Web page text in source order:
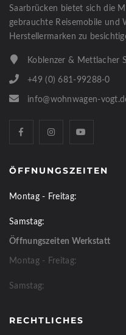
Saarbrücken bietet sich die
gebrauchte Reisemobile und
Herstellermarken zu
Koblenzer & Mettlacher
+49 (0) 681-99288-0
info@wohnwagen-
ÖFFNUNGSZEITEN
Montag - Freitag:
Samstag:
Öffnungszeiten Werkstatt
Montag - Freitag:
Samstag:
RECHTLICHES